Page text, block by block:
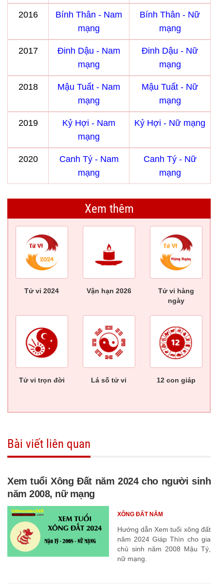
2016
Bính Thân - Nam
mạng
Bính Thân - Nữ
mạng
2017
Đinh Dậu - Nam
mạng
Đinh Dậu - Nữ
mạng
2018
Mậu Tuất - Nam
mạng
Mậu Tuất - Nữ
mạng
2019
Kỷ Hợi - Nam
mạng
Kỷ Hợi - Nữ mạng
2020
Canh Tý - Nam
mạng
Canh Tý - Nữ
mạng
Xem thêm
Tử vi 2024 Vận hạn 2026
Tử vi hàng
ngày
Tử vi trọn đời Lá số tử vi 12 con giáp
Bài viết liên quan
Xem tuổi Xông Đất năm 2024 cho người sinh
năm 2008, nữ mạng
Hướng dẫn Xem tuổi xông đất
năm 2024 Giáp Thìn cho gia
chủ sinh năm 2008 Mậu Tý,
nữ mạng.
XÔNG ĐẤT NĂM